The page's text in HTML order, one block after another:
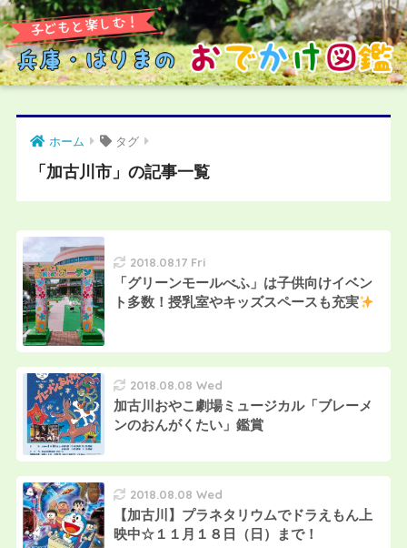
ホーム タグ
「加古川市」の記事一覧
2018.08.17 Fri
「グリーンモールべふ」は子供向けイベン
ト多数！授乳室やキッズスペースも充実
2018.08.08 Wed
加古川おやこ劇場ミュージカル「ブレーメ
ンのおんがくたい」鑑賞
2018.08.08 Wed
【加古川】プラネタリウムでドラえもん上
映中☆１１月１８日（日）まで！